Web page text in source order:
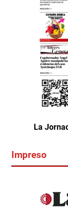
La
Impreso